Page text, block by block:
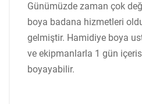
Günümüzde zaman çok
boya badana hizmetleri
gelmiştir. Hamidiye boya
ve ekipmanlarla 1 gün
boyayabilir.